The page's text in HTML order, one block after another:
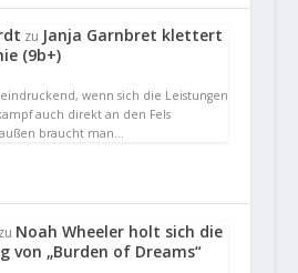
zu Janja Garnbret klettert
(9b+)
wenn sich die Leistungen
auch direkt an den Fels
braucht man…
Noah Wheeler holt sich die
von „Burden of Dreams“